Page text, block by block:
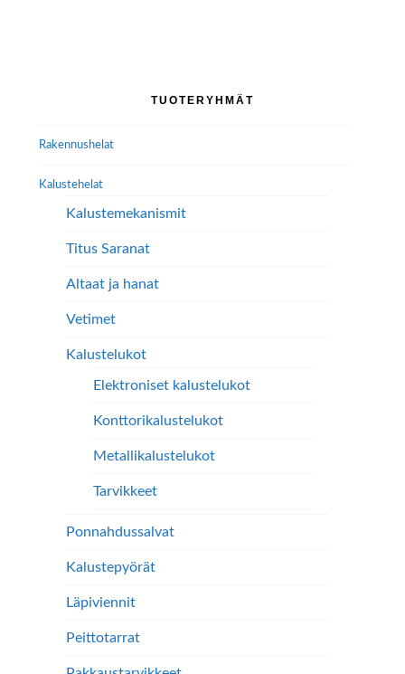
TUOTERYHMÄT
Rakennushelat
Kalustehelat
Kalustemekanismit
Titus Saranat
Altaat ja hanat
Vetimet
Kalustelukot
Elektroniset kalustelukot
Konttorikalustelukot
Metallikalustelukot
Tarvikkeet
Ponnahdussalvat
Kalustepyörät
Läpiviennit
Peittotarrat